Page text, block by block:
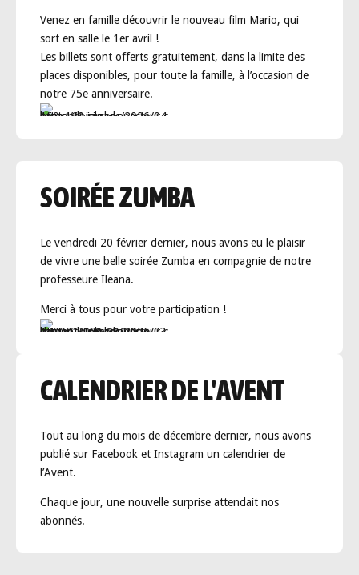
Venez en famille découvrir le nouveau film Mario, qui
sort en salle le 1er avril !
Les billets sont offerts gratuitement, dans la limite des
places disponibles, pour toute la famille, à l’occasion de
notre 75e anniversaire.
SOIRÉE ZUMBA
Le vendredi 20 février dernier, nous avons eu le plaisir
de vivre une belle soirée Zumba en compagnie de notre
professeure Ileana.
Merci à tous pour votre participation !
CALENDRIER DE L'AVENT
Tout au long du mois de décembre dernier, nous avons
publié sur Facebook et Instagram un calendrier de
l’Avent.
Chaque jour, une nouvelle surprise attendait nos
abonnés.